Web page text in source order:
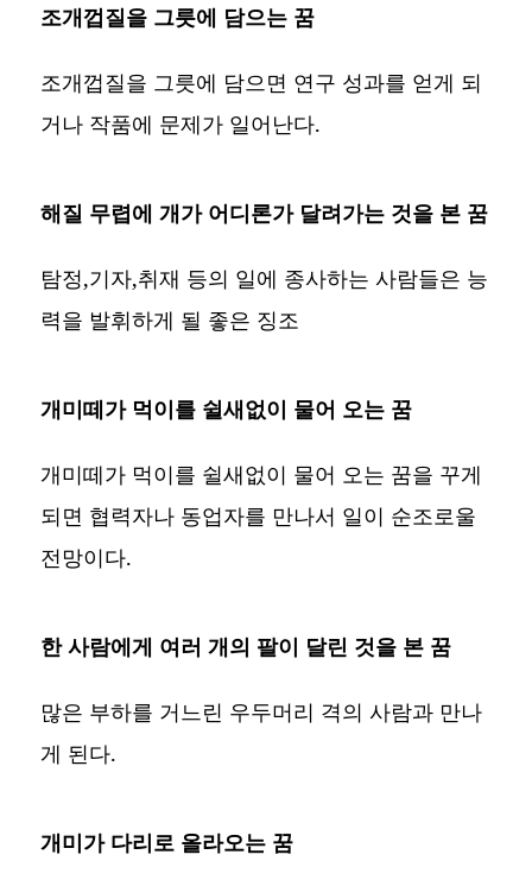
조개껍질을 그릇에 담으는 꿈
조개껍질을 그릇에 담으면 연구 성과를 얻게 되
거나 작품에 문제가 일어난다.
해질 무렵에 개가 어디론가 달려가는 것을 본 꿈
탐정,기자,취재 등의 일에 종사하는 사람들은 능
력을 발휘하게 될 좋은 징조
개미떼가 먹이를 쉴새없이 물어 오는 꿈
개미떼가 먹이를 쉴새없이 물어 오는 꿈을 꾸게
되면 협력자나 동업자를 만나서 일이 순조로울
전망이다.
한 사람에게 여러 개의 팔이 달린 것을 본 꿈
많은 부하를 거느린 우두머리 격의 사람과 만나
게 된다.
개미가 다리로 올라오는 꿈